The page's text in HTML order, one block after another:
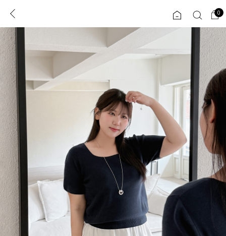
로그인 0
JP
콘텐츠 플러스핏 회원혜택
COMMUNITY
도착보장⚡
인플루언서 pick!
신상 5%
베스트
MADE
ALL
익스클루시브
아우터
티셔츠
니트
0